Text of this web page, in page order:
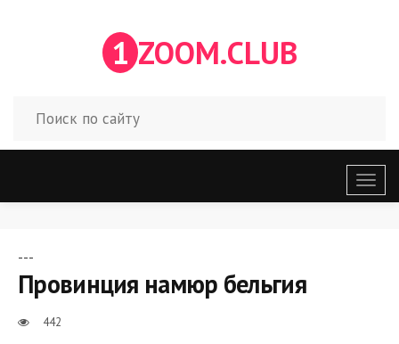
1 ZOOM.CLUB
меню
---
Провинция намюр бельгия
442